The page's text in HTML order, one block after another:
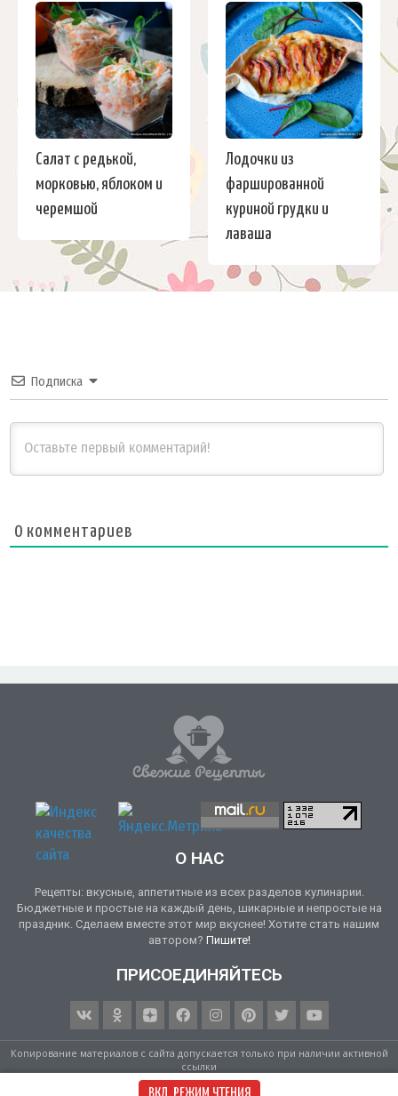
Салат с редькой,
морковью, яблоком и
черемшой
Лодочки из
фаршированной
куриной грудки и
лаваша
Подписка
0 комментариев
О НАС
Рецепты: вкусные, аппетитные из всех разделов кулинарии.
Бюджетные и простые на каждый день, шикарные и непростые на
праздник. Сделаем вместе этот мир вкуснее! Хотите стать нашим
автором? Пишите!
ПРИСОЕДИНЯЙТЕСЬ
Свежие Рецепты © 2017–2026
Копирование материалов с сайта допускается только при наличии активной
ссылки